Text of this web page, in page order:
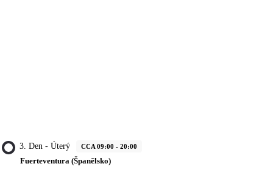
3. Den - Úterý CCA 09:00 - 20:00
Fuerteventura (Španělsko)